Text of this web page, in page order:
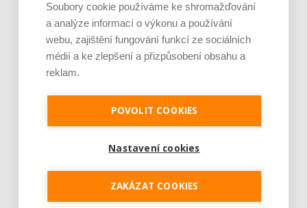
Poslední červencový víkend si v Plzni užijí
především milovníci silných strojů.
Mimořádně bude přístupné depo kolejových
vozidel a po delší pauze se v sobotu otevírá
Hangár 3, kde jsou vystavené historické
letouny. Zkrátka nepřijdou ani ti, kteří si rádi
Soubory cookie používáme ke shromažďování
a analýze informací o výkonu a používání
webu, zajištění fungování funkcí ze sociálních
médií a ke zlepšení a přizpůsobení obsahu a
reklam.
POVOLIT COOKIES
Nastavení cookies
ZAKÁZAT COOKIES